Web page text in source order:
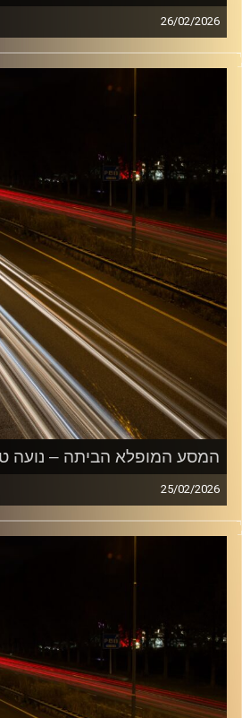
26/02/2026
מוזיקה שתלווה אותנו אחרי יום עבודה
הביתה בשלום עם שי שחם
קרדיט תמונות:
המסע המופלא הביתה – נועה
25/02/2026
מוזיקה שתלווה אותנו אחרי יום עבודה
הביתה בשלום עם נועה טרייטל
קרדיט תמונות: